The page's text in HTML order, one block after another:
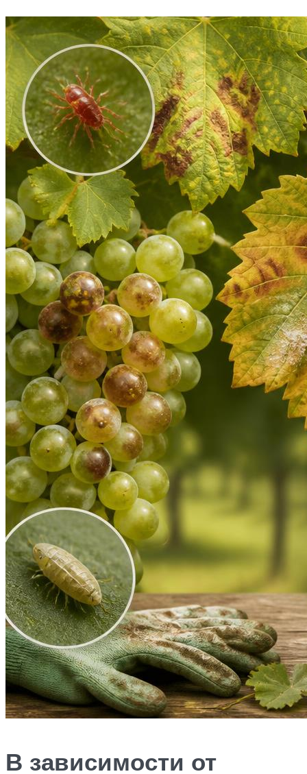
В зависимости от